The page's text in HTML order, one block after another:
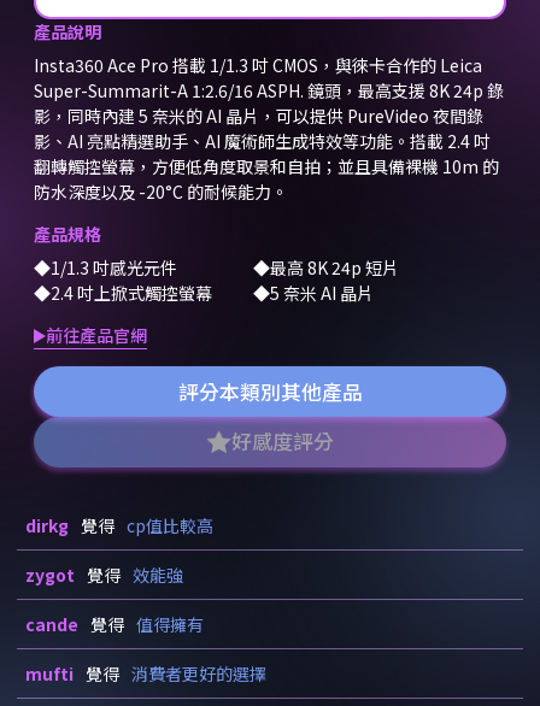
產品說明
Insta360 Ace Pro 搭載 1/1.3 吋 CMOS，與徠卡合作的 Leica
Super-Summarit-A 1:2.6/16 ASPH. 鏡頭，最高支援 8K 24p 錄
影，同時內建 5 奈米的 AI 晶片，可以提供 PureVideo 夜間錄
影、AI 亮點精選助手、AI 魔術師生成特效等功能。搭載 2.4 吋
翻轉觸控螢幕，方便低角度取景和自拍；並且具備裸機 10m 的
防水深度以及 -20°C 的耐候能力。
產品規格
1/1.3 吋感光元件
最高 8K 24p 短片
2.4 吋上掀式觸控螢幕
5 奈米 AI 晶片
前往產品官網
評分本類別其他產品
好感度評分
dirkg 覺得 cp值比較高
zygot 覺得 效能強
cande 覺得 值得擁有
mufti 覺得 消費者更好的選擇